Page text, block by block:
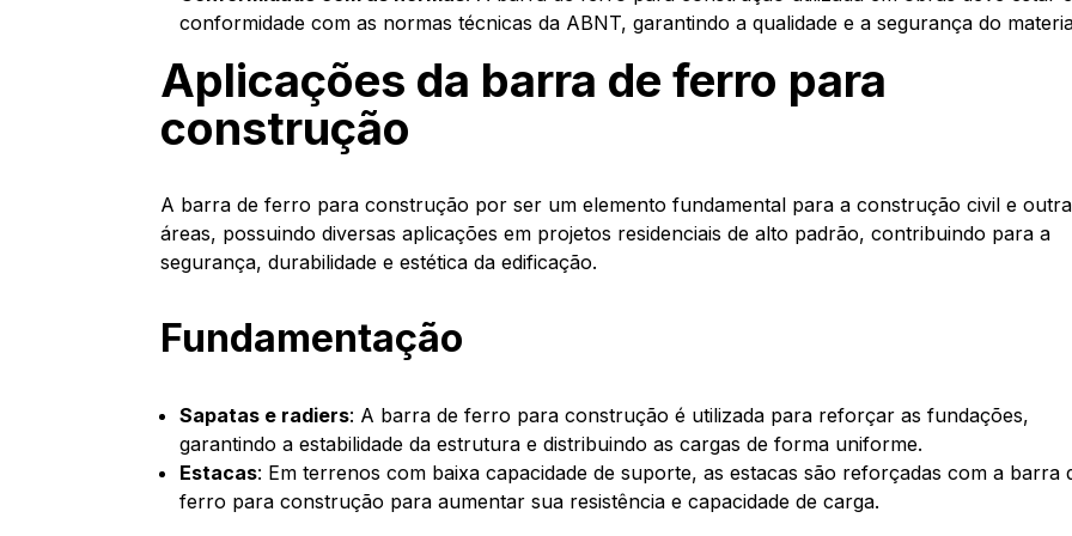
conformidade com as normas técnicas da ABNT, garantindo a qualidade e a segurança do
Aplicações da barra de ferro para
construção
A barra de ferro para construção por ser um elemento fundamental para a construção civil e
áreas, possuindo diversas aplicações em projetos residenciais de alto padrão, contribuindo para a
segurança, durabilidade e estética da edificação.
Fundamentação
Sapatas e radiers: A barra de ferro para construção é utilizada para reforçar as fundações,
garantindo a estabilidade da estrutura e distribuindo as cargas de forma uniforme.
Estacas: Em terrenos com baixa capacidade de suporte, as estacas são reforçadas com a barra
ferro para construção para aumentar sua resistência e capacidade de carga.